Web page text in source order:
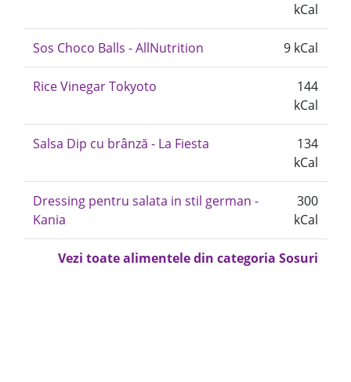
kCal
Sos Choco Balls - AllNutrition 9 kCal
Rice Vinegar Tokyoto
144
kCal
Salsa Dip cu brânză - La Fiesta
134
kCal
Dressing pentru salata in stil german -
Kania
300
kCal
Vezi toate alimentele din categoria Sosuri